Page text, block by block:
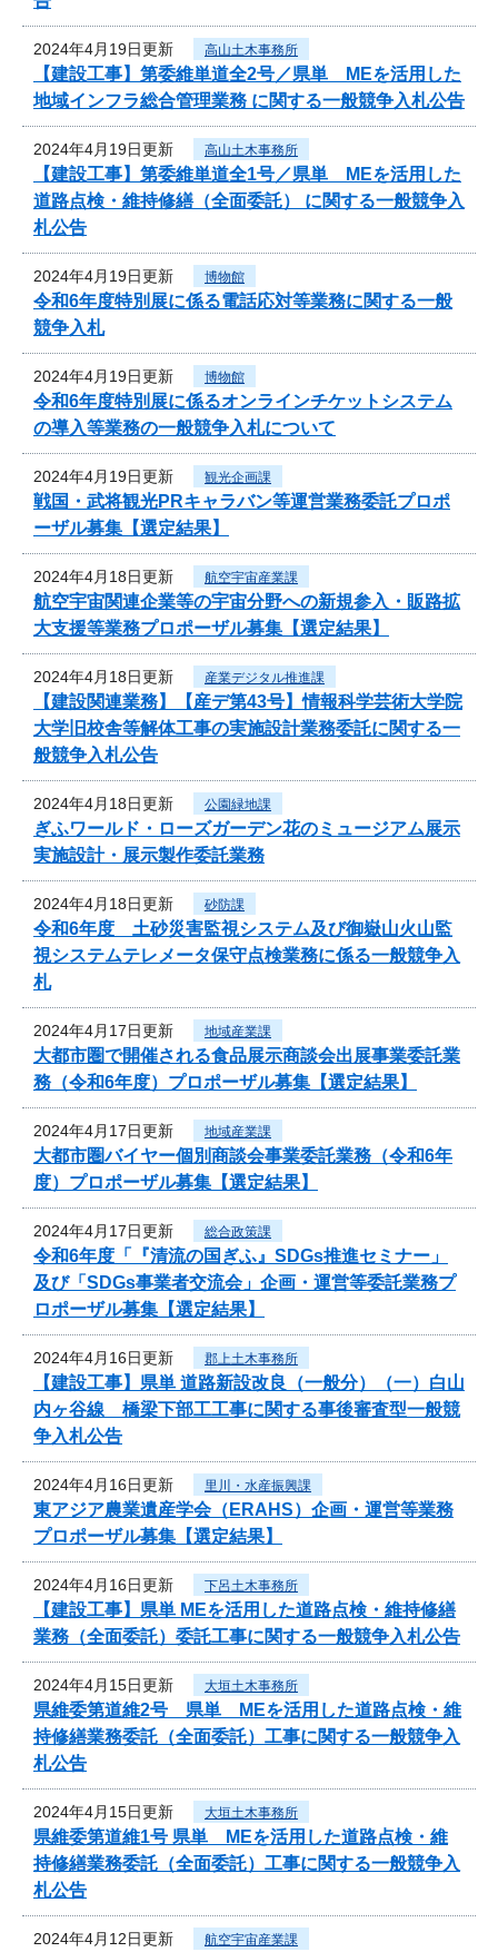
2024年4月19日更新 高山土木事務所
【建設工事】第委維単道全2号／県単 MEを活用した
地域インフラ総合管理業務 に関する一般競争入札公告
2024年4月19日更新 高山土木事務所
【建設工事】第委維単道全1号／県単 MEを活用した
道路点検・維持修繕（全面委託） に関する一般競争入
札公告
2024年4月19日更新 博物館
令和6年度特別展に係る電話応対等業務に関する一般
競争入札
2024年4月19日更新 博物館
令和6年度特別展に係るオンラインチケットシステム
の導入等業務の一般競争入札について
2024年4月19日更新 観光企画課
戦国・武将観光PRキャラバン等運営業務委託プロポ
ーザル募集【選定結果】
2024年4月18日更新 航空宇宙産業課
航空宇宙関連企業等の宇宙分野への新規参入・販路拡
大支援等業務プロポーザル募集【選定結果】
2024年4月18日更新 産業デジタル推進課
【建設関連業務】【産デ第43号】情報科学芸術大学院
大学旧校舎等解体工事の実施設計業務委託に関する一
般競争入札公告
2024年4月18日更新 公園緑地課
ぎふワールド・ローズガーデン花のミュージアム展示
実施設計・展示製作委託業務
2024年4月18日更新 砂防課
令和6年度 土砂災害監視システム及び御嶽山火山監
視システムテレメータ保守点検業務に係る一般競争入
札
2024年4月17日更新 地域産業課
大都市圏で開催される食品展示商談会出展事業委託業
務（令和6年度）プロポーザル募集【選定結果】
2024年4月17日更新 地域産業課
大都市圏バイヤー個別商談会事業委託業務（令和6年
度）プロポーザル募集【選定結果】
2024年4月17日更新 総合政策課
令和6年度「『清流の国ぎふ』SDGs推進セミナー」
及び「SDGs事業者交流会」企画・運営等委託業務プ
ロポーザル募集【選定結果】
2024年4月16日更新 郡上土木事務所
【建設工事】県単 道路新設改良（一般分）（一）白山
内ヶ谷線 橋梁下部工工事に関する事後審査型一般競
争入札公告
2024年4月16日更新 里川・水産振興課
東アジア農業遺産学会（ERAHS）企画・運営等業務
プロポーザル募集【選定結果】
2024年4月16日更新 下呂土木事務所
【建設工事】県単 MEを活用した道路点検・維持修繕
業務（全面委託）委託工事に関する一般競争入札公告
2024年4月15日更新 大垣土木事務所
県維委第道維2号 県単 MEを活用した道路点検・維
持修繕業務委託（全面委託）工事に関する一般競争入
札公告
2024年4月15日更新 大垣土木事務所
県維委第道維1号 県単 MEを活用した道路点検・維
持修繕業務委託（全面委託）工事に関する一般競争入
札公告
2024年4月12日更新 航空宇宙産業課